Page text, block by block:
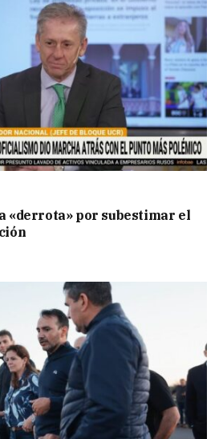
«derrota» por subestimar el